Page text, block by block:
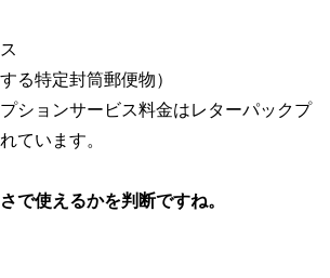
る特定封筒郵便物）
ションサービス料金はレターパックプ
ています。
で使えるかを判断ですね。